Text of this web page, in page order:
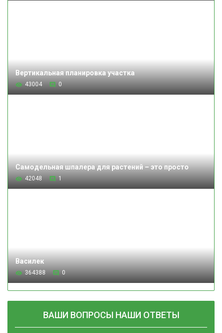
Вертикальная планировка участка
43004 0
Самодельная шпалера для растений – это просто
42048 1
Василек
364388 0
ВАШИ ВОПРОСЫ НАШИ ОТВЕТЫ